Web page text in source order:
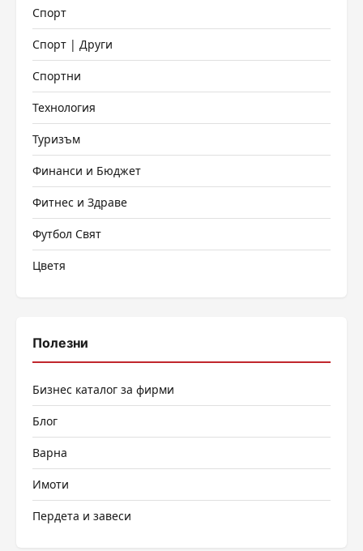
Спорт
Спорт | Други
Спортни
Технология
Туризъм
Финанси и Бюджет
Фитнес и Здраве
Футбол Свят
Цветя
Полезни
Бизнес каталог за фирми
Блог
Варна
Имоти
Пердета и завеси